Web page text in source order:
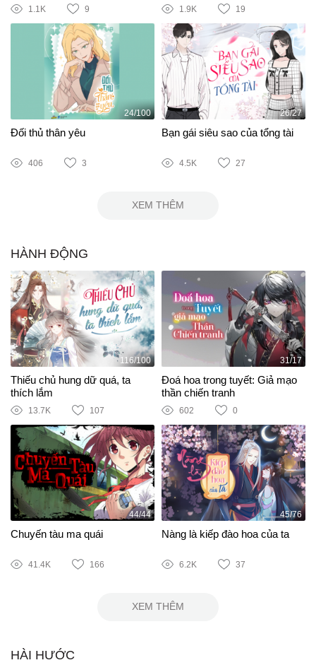
1.1K 9 1.9K 19
24/100
Đối thủ thân yêu
406 3
26/27
Bạn gái siêu sao của tổng tài
4.5K 27
XEM THÊM
HÀNH ĐỘNG
116/100
Thiếu chủ hung dữ quá, ta
thích lắm
13.7K 107
31/17
Đoá hoa trong tuyết: Giả mạo
thần chiến tranh
602 0
44/44
Chuyến tàu ma quái
41.4K 166
45/76
Nàng là kiếp đào hoa của ta
6.2K 37
XEM THÊM
HÀI HƯỚC